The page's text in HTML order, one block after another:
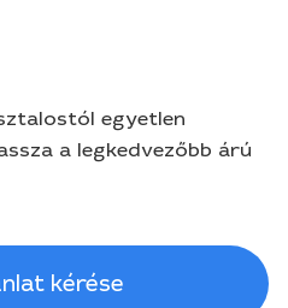
egyetlen
a legkedvezőbb árú
kérése